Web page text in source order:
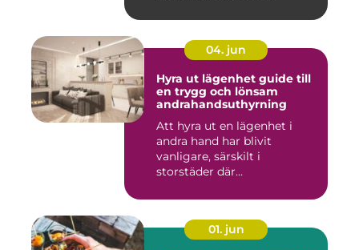
04. jun
Hyra ut lägenhet guide till
en trygg och lönsam
andrahandsuthyrning
Att hyra ut en lägenhet i
andra hand har blivit
vanligare, särskilt i
storstäder där
01. jun